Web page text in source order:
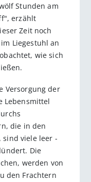
Stunden am
erzählt
Zeit noch
Liegestuhl an
wie sich
Versorgung der
Lebensmittel
die in den
sind viele leer -
Die
werden von
den Frachtern